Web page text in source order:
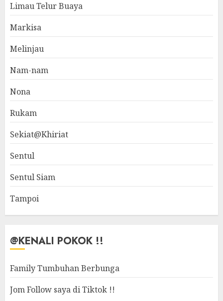
Limau Telur Buaya
Markisa
Melinjau
Nam-nam
Nona
Rukam
Sekiat@Khiriat
Sentul
Sentul Siam
Tampoi
@KENALI POKOK !!
Family Tumbuhan Berbunga
Jom Follow saya di Tiktok !!